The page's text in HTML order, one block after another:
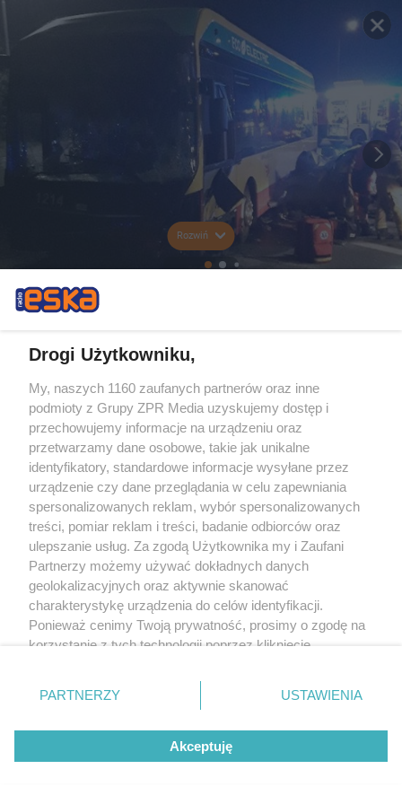
Rozwiń
Drogi Użytkowniku,
My, naszych 1160 zaufanych partnerów oraz inne
podmioty z Grupy ZPR Media uzyskujemy dostęp i
przechowujemy informacje na urządzeniu oraz
przetwarzamy dane osobowe, takie jak unikalne
identyfikatory, standardowe informacje wysyłane przez
urządzenie czy dane przeglądania w celu zapewniania
spersonalizowanych reklam, wybór spersonalizowanych
treści, pomiar reklam i treści, badanie odbiorców oraz
ulepszanie usług. Za zgodą Użytkownika my i Zaufani
Partnerzy możemy używać dokładnych danych
geolokalizacyjnych oraz aktywnie skanować
charakterystykę urządzenia do celów identyfikacji.
Ponieważ cenimy Twoją prywatność, prosimy o zgodę na
korzystanie z tych technologii poprzez kliknięcie
zmienić/wycofać klikając przycisk ustawień prywatności
znajdujący się w lewym dolnym rogu strony
rodzaje przetwarzania danych nie wymagają zgody
użytkownika, ale masz prawo sprzeciwić się takiemu
przetwarzaniu. Preferencje będą miały zastosowanie tylko
PARTNERZY USTAWIENIA
Akceptuję